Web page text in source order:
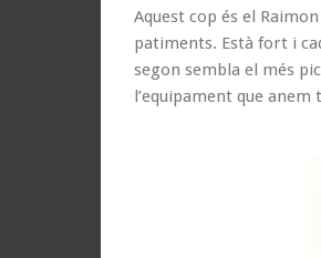
Aquest cop és el
patiments. Està fort i
segon sembla el més
l’equipament que anem